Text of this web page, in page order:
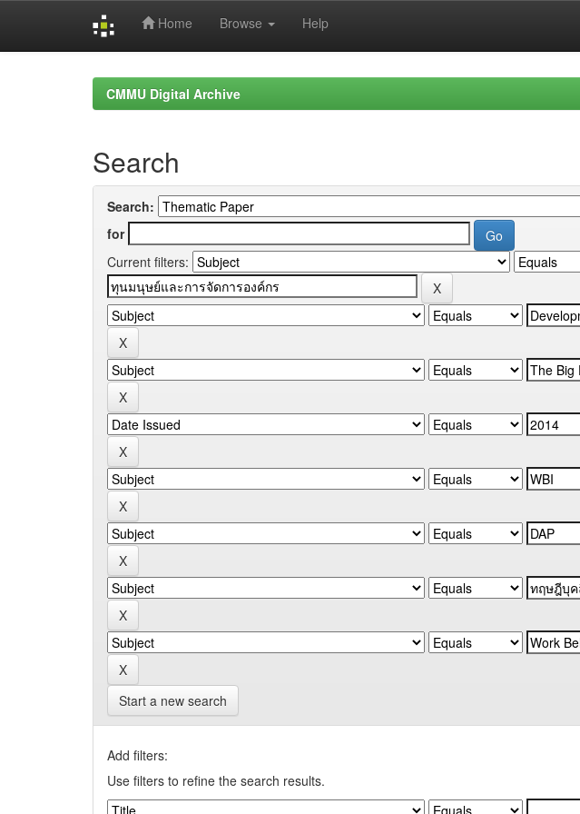
Home Browse Help
CMMU Digital Archive
Search
Search:
for
Current filters:
Start a new search
Add filters:
Use filters to refine the search results.